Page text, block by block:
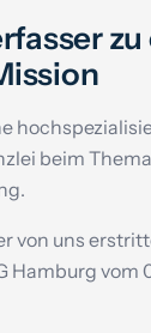
beim
von uns
Hamburg vom